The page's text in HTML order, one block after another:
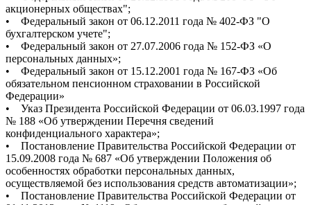
акционерных обществах";
• Федеральный закон от 06.12.2011 года № 402-ФЗ "О
бухгалтерском учете";
• Федеральный закон от 27.07.2006 года № 152-ФЗ «О
персональных данных»;
• Федеральный закон от 15.12.2001 года № 167-ФЗ «Об
обязательном пенсионном страховании в Российской
Федерации»
• Указ Президента Российской Федерации от 06.03.1997 года
№ 188 «Об утверждении Перечня сведений
конфиденциального характера»;
• Постановление Правительства Российской Федерации от
15.09.2008 года № 687 «Об утверждении Положения об
особенностях обработки персональных данных,
осуществляемой без использования средств автоматизации»;
• Постановление Правительства Российской Федерации от